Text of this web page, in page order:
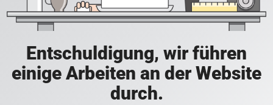
Entschuldigung, wir führen
einige Arbeiten an der Website
durch.